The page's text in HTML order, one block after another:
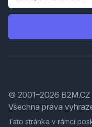
© 2001–2026 B2M.CZ
Všechna práva
Tato stránka v rámci